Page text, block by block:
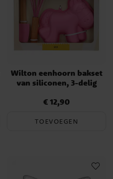
Wilton eenhoorn bakset
van siliconen, 3-delig
Prijs:€ 12,90
€ 12,90
TOEVOEGEN